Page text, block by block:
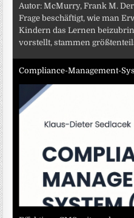
Autor: McMurry, Frank M.
Frage beschäftigt, wie man
Kindern das Lernen
vorstellt, stammen
Compliance-Management-